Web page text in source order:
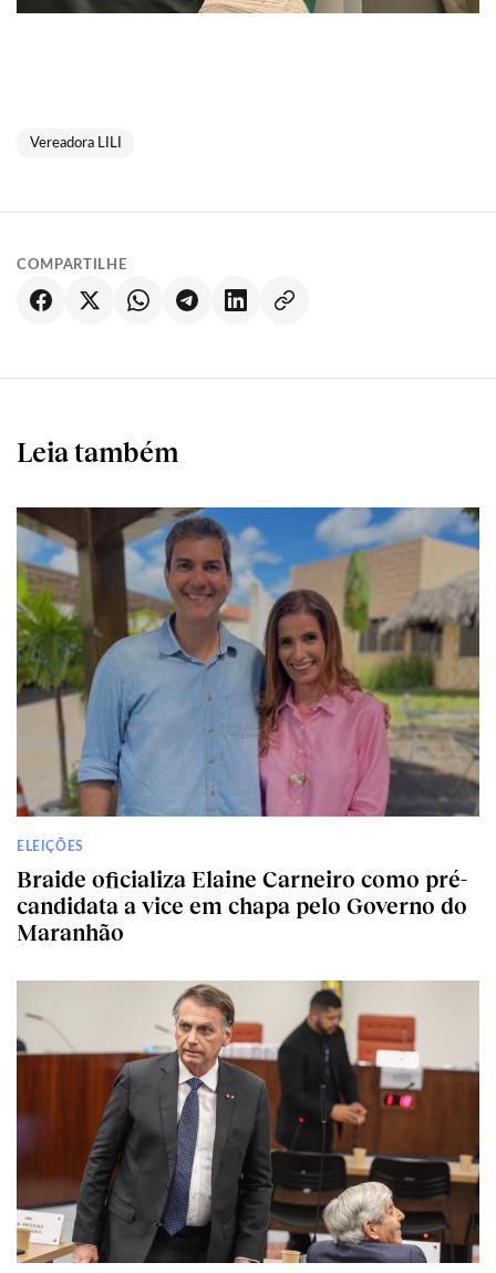
Vereadora LILI
COMPARTILHE
Leia também
ELEIÇÕES
Braide oficializa Elaine Carneiro como pré-
candidata a vice em chapa pelo Governo do
Maranhão